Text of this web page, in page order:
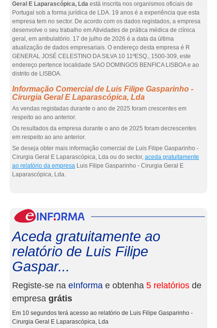
Geral E Laparascópica, Lda está inscrita nos organismos oficiais de
Portugal sob a forma jurídica de LDA. 19 anos é a experiência que esta
empresa tem no sector. De acordo com os dados registados, a empresa
desenvolve o seu trabalho em Atividades de prática médica de clínica
geral, em ambulatório. 17 de julho de 2026 é a data da última
atualização de dados empresariais. O endereço desta empresa é R
GENERAL JOSÉ CELESTINO DA SILVA 10 11ºESQ., 1500-309, este
endereço pertence localidade SAO DOMINGOS BENFICA LISBOA e ao
distrito de LISBOA.
Informação Comercial de Luis Filipe Gasparinho -
Cirurgia Geral E Laparascópica, Lda
As vendas registadas durante o ano de 2025 foram crescentes em
respeito ao ano anterior.
Os resultados da empresa durante o ano de 2025 foram decrescentes
em respeito ao ano anterior.
Se deseja obter mais informação comercial de Luis Filipe Gasparinho -
Cirurgia Geral E Laparascópica, Lda ou do sector, aceda gratuitamente
ao relatório da empresa Luis Filipe Gasparinho - Cirurgia Geral E
Laparascópica, Lda.
Aceda gratuitamente ao
relatório de Luis Filipe
Gaspar...
Registe-se na eInforma e obtenha 5 relatórios de
empresa grátis
Em 10 segundos terá acesso ao relatório de Luis Filipe Gasparinho -
Cirurgia Geral E Laparascópica, Lda